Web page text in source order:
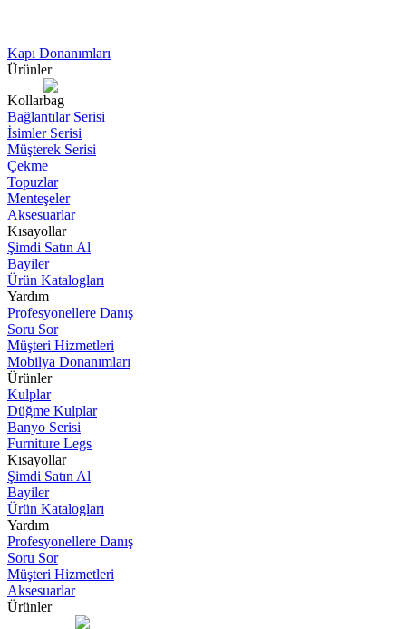
Kapı Donanımları
Ürünler
Kollar
Bağlantılar Serisi
İsimler Serisi
Müşterek Serisi
Çekme
Topuzlar
Menteşeler
Aksesuarlar
Kısayollar
Şimdi Satın Al
Bayiler
Ürün Katalogları
Yardım
Profesyonellere Danış
Soru Sor
Müşteri Hizmetleri
Mobilya Donanımları
Ürünler
Kulplar
Düğme Kulplar
Banyo Serisi
Furniture Legs
Kısayollar
Şimdi Satın Al
Bayiler
Ürün Katalogları
Yardım
Profesyonellere Danış
Soru Sor
Müşteri Hizmetleri
Aksesuarlar
Ürünler